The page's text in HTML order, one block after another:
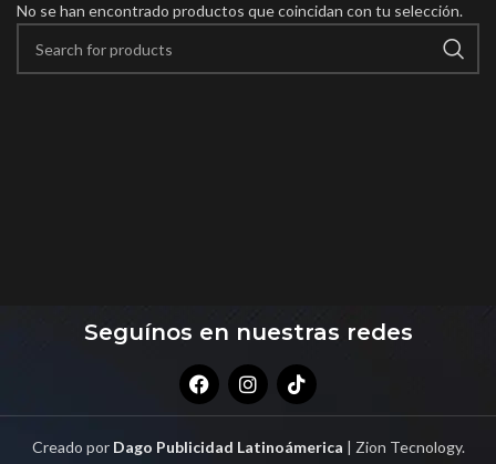
No se han encontrado productos que coincidan con tu selección.
Seguínos en nuestras redes
Creado por Dago Publicidad Latinoámerica | Zion Tecnology.